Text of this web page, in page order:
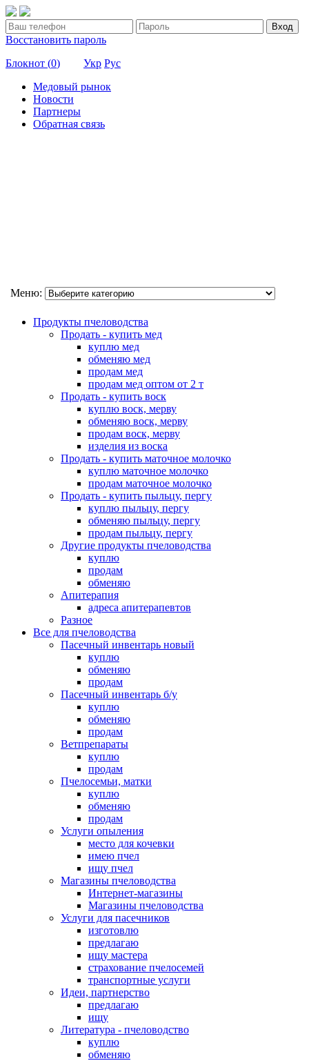
Вход
Восстановить пароль
Блокнот (0) Укр Рус
Медовый рынок
Новости
Партнеры
Обратная связь
Меню:
Продукты пчеловодства
Продать - купить мед
куплю мед
обменяю мед
продам мед
продам мед оптом от 2 т
Продать - купить воск
куплю воск, мерву
обменяю воск, мерву
продам воск, мерву
изделия из воска
Продать - купить маточное молочко
куплю маточное молочко
продам маточное молочко
Продать - купить пыльцу, пергу
куплю пыльцу, пергу
обменяю пыльцу, пергу
продам пыльцу, пергу
Другие продукты пчеловодства
куплю
продам
обменяю
Апитерапия
адреса апитерапевтов
Разное
Все для пчеловодства
Пасечный инвентарь новый
куплю
обменяю
продам
Пасечный инвентарь б/у
куплю
обменяю
продам
Ветпрепараты
куплю
продам
Пчелосемьи, матки
куплю
обменяю
продам
Услуги опыления
место для кочевки
имею пчел
ищу пчел
Магазины пчеловодства
Интернет-магазины
Магазины пчеловодства
Услуги для пасечников
изготовлю
предлагаю
ищу мастера
страхование пчелосемей
транспортные услуги
Идеи, партнерство
предлагаю
ищу
Литература - пчеловодство
куплю
обменяю